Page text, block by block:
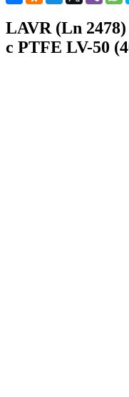
LAVR (Ln
с PTFE LV-50